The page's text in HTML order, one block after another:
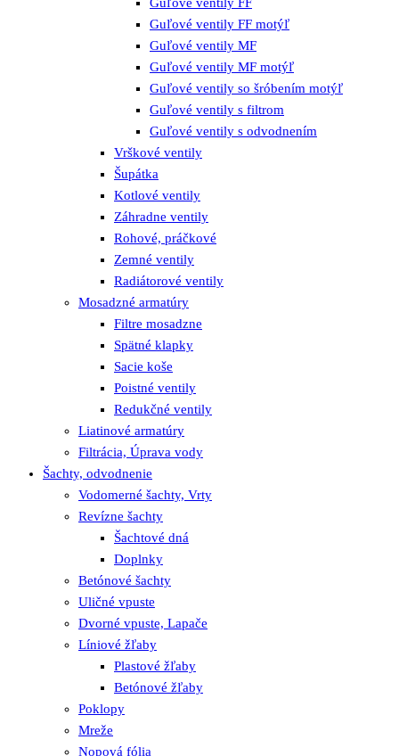
Guľové ventily FF motýľ
Guľové ventily MF
Guľové ventily MF motýľ
Guľové ventily so šróbením motýľ
Guľové ventily s filtrom
Guľové ventily s odvodnením
Vrškové ventily
Šupátka
Kotlové ventily
Záhradne ventily
Rohové, práčkové
Zemné ventily
Radiátorové ventily
Mosadzné armatúry
Filtre mosadzne
Spätné klapky
Sacie koše
Poistné ventily
Redukčné ventily
Liatinové armatúry
Filtrácia, Úprava vody
Šachty, odvodnenie
Vodomerné šachty, Vrty
Revízne šachty
Šachtové dná
Doplnky
Betónové šachty
Uličné vpuste
Dvorné vpuste, Lapače
Líniové žľaby
Plastové žľaby
Betónové žľaby
Poklopy
Mreže
Nopová fólia